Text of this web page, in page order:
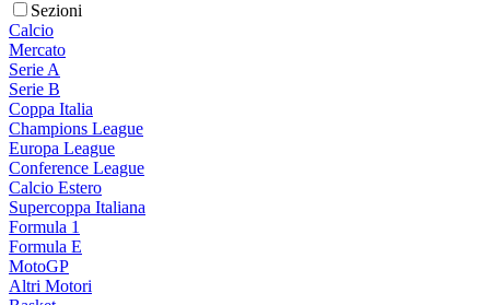
Sezioni
Calcio
Mercato
Serie A
Serie B
Coppa Italia
Champions League
Europa League
Conference League
Calcio Estero
Supercoppa Italiana
Formula 1
Formula E
MotoGP
Altri Motori